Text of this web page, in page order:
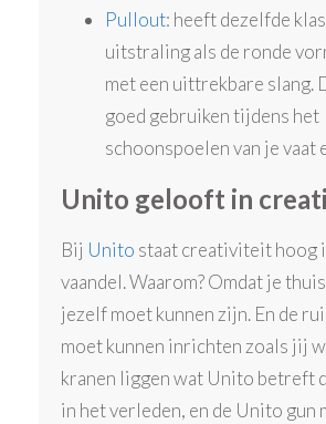
Pullout: heeft dezelfde
uitstraling als de ronde
met een uittrekbare slang.
goed gebruiken tijdens het
schoonspoelen van je vaat
Unito gelooft in
Bij Unito staat creativiteit hoog
vaandel. Waarom? Omdat je
jezelf moet kunnen zijn. En de
moet kunnen inrichten zoals jij
kranen liggen wat Unito betreft
in het verleden, en de Unito gun